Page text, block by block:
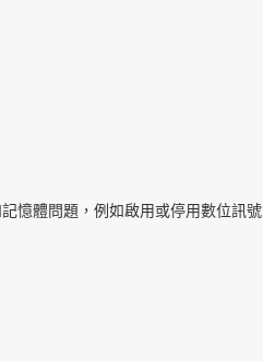
憶體問題，例如啟用或停用數位訊